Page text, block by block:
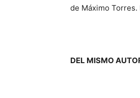
de Máximo Torres.
DEL MISMO